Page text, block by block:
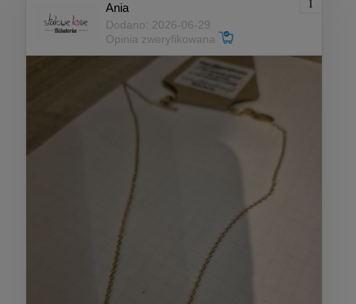
Ania
Dodano: 2026-06-29
Opinia zweryfikowana